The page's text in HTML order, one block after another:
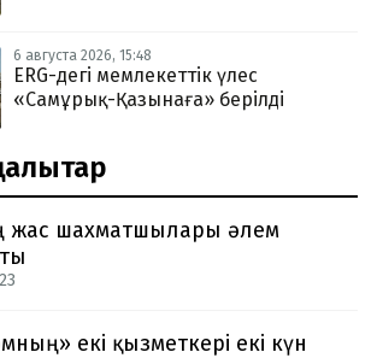
6 августа 2026, 15:48
ERG-дегі мемлекеттік үлес
«Самұрық-Қазынаға» берілді
жас шахматшылары әлем
екі қызметкері екі күн